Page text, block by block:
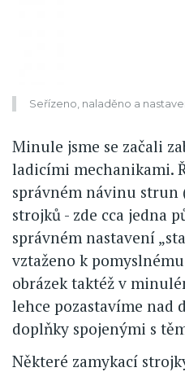
Seřízeno, naladěno a
Minule jsme se začali
ladicími mechanikami.
správném návinu strun
strojků - zde cca jedna
správném nastavení
vztaženo k
obrázek taktéž v
lehce pozastavíme nad
doplňky spojenými s
Některé zamykací